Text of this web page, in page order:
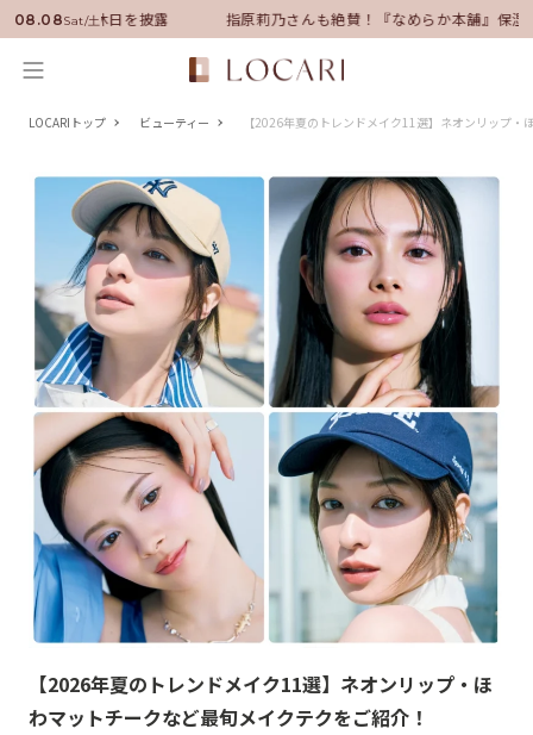
08.08Sat/土
いい男の休日を披露 指原莉乃さんも絶賛！『なめらか本舗』保湿ラ
LOCARIトップ ビューティー 【2026年夏のトレンドメイク11選】ネオンリップ
【2026年夏のトレンドメイク11選】ネオンリップ・ほ
わマットチークなど最旬メイクテクをご紹介！